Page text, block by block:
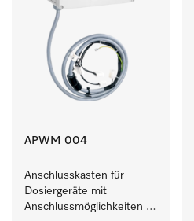
APWM 004
Anschlusskasten für
Dosiergeräte mit
Anschlussmöglichkeiten